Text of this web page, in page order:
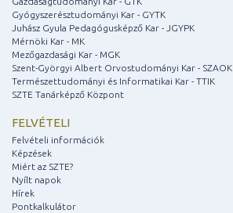
Gyógyszerésztudományi Kar - GYTK
Juhász Gyula Pedagógusképző Kar - JGYPK
Mérnöki Kar - MK
Mezőgazdasági Kar - MGK
Szent-Györgyi Albert Orvostudományi Kar - SZAOK
Természettudományi és Informatikai Kar - TTIK
SZTE Tanárképző Központ
FELVÉTELI
Felvételi információk
Képzések
Miért az SZTE?
Nyílt napok
Hírek
Pontkalkulátor